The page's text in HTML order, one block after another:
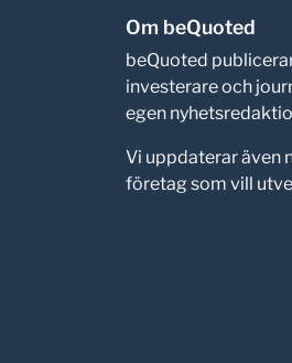
Om beQuoted
beQuoted
investerare och
egen
Vi uppdaterar även
företag som vill